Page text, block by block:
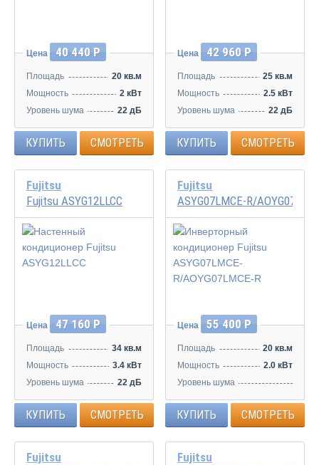
Цена 40 440 Р
Площадь
20 кв.м
Мощность
2 кВт
Уровень шума
22 дБ
КУПИТЬ СМОТРЕТЬ
Цена 42 960 Р
Площадь
25 кв.м
Мощность
2.5 кВт
Уровень шума
22 дБ
КУПИТЬ СМОТРЕТЬ
Fujitsu
Fujitsu ASYG12LLCC
Инвертор
Цена 47 160 Р
Площадь
34 кв.м
Мощность
3.4 кВт
Уровень шума
22 дБ
КУПИТЬ СМОТРЕТЬ
Fujitsu
ASYG07LMCE-R/
Инвертор
Цена 55 400 Р
Площадь
20 кв.м
Мощность
2.0 кВт
Уровень шума
КУПИТЬ СМОТРЕТЬ
Fujitsu
Fujitsu